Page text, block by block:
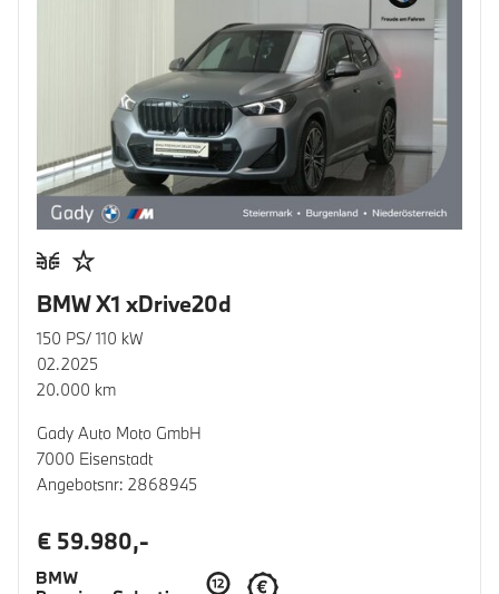
BMW X1 xDrive20d
150 PS/ 110 kW
02.2025
20.000 km
Gady Auto Moto GmbH
7000 Eisenstadt
Angebotsnr: 2868945
€ 59.980,-